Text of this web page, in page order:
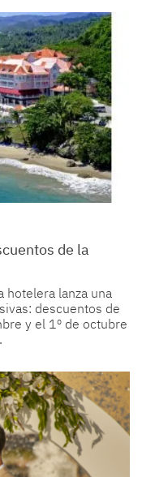
de la
hotelera lanza una
descuentos de
y el 1º de octubre